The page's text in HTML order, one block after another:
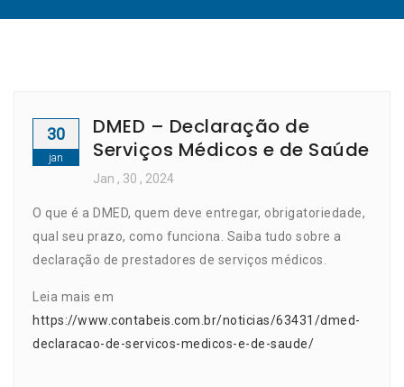
30
jan
DMED – Declaração de
Serviços Médicos e de Saúde
Jan , 30 , 2024
O que é a DMED, quem deve entregar, obrigatoriedade,
qual seu prazo, como funciona. Saiba tudo sobre a
declaração de prestadores de serviços médicos.
Leia mais em
https://www.contabeis.com.br/noticias/63431/dmed-
declaracao-de-servicos-medicos-e-de-saude/